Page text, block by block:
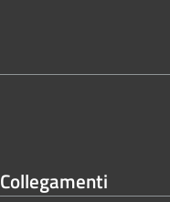
Collegamenti